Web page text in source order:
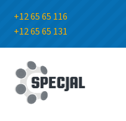
+12 65 65 116
+12 65 65 131
Przejdź
do
nawigacji
Przejdź
do
treści